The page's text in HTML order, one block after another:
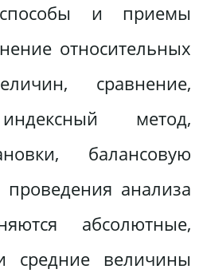
и приемы
относительных
сравнение,
метод,
балансовую
анализа
абсолютные,
средние величины